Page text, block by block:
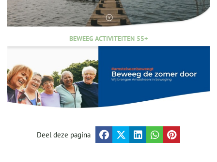
BEWEEG ACTIVITEITEN 55+
Deel deze pagina